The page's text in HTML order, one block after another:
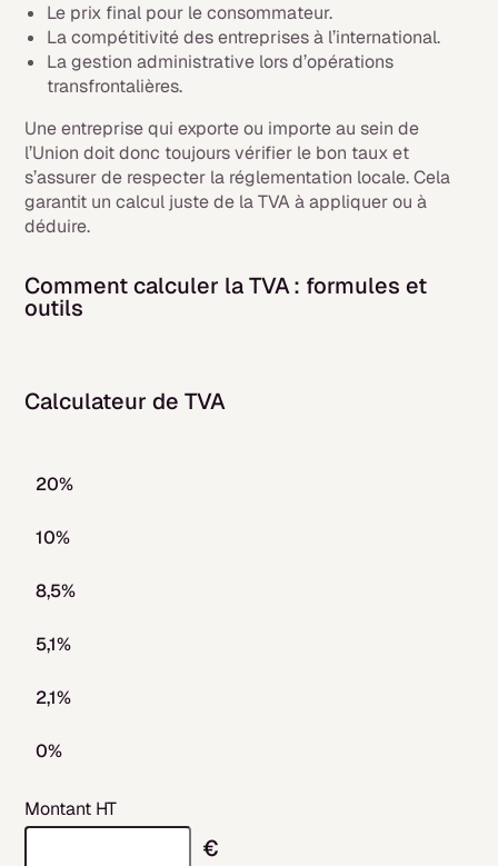
Le prix final pour le consommateur.
La compétitivité des entreprises à l’international.
La gestion administrative lors d’opérations
transfrontalières.
Une entreprise qui exporte ou importe au sein de
l’Union doit donc toujours vérifier le bon taux et
s’assurer de respecter la réglementation locale. Cela
garantit un calcul juste de la TVA à appliquer ou à
déduire.
Comment calculer la TVA : formules et
outils
Calculateur de TVA
20%
10%
8,5%
5,1%
2,1%
0%
Montant HT
€